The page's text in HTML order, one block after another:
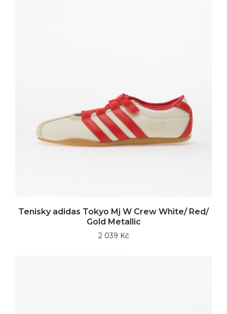
Tenisky adidas Tokyo Mj W Crew White/ Red/
Gold Metallic
2 039 Kč